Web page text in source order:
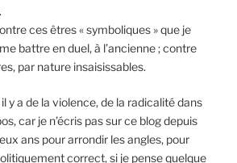
ces êtres « symboliques » que je
battre en duel, à l’ancienne ; contre
par nature insaisissables.
y a de la violence, de la radicalité dans
car je n’écris pas sur ce blog depuis
ans pour arrondir les angles, pour
correct, si je pense quelque